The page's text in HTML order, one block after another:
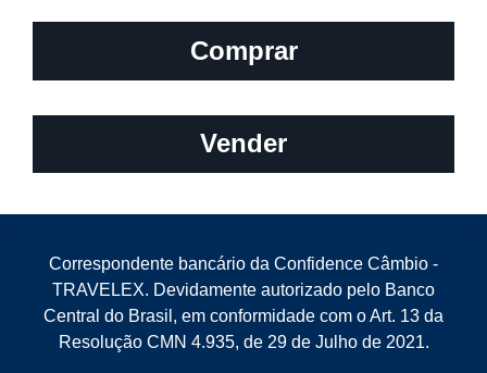
Comprar
Vender
Correspondente bancário da Confidence Câmbio -
TRAVELEX. Devidamente autorizado pelo Banco
Central do Brasil, em conformidade com o Art. 13 da
Resolução CMN 4.935, de 29 de Julho de 2021.